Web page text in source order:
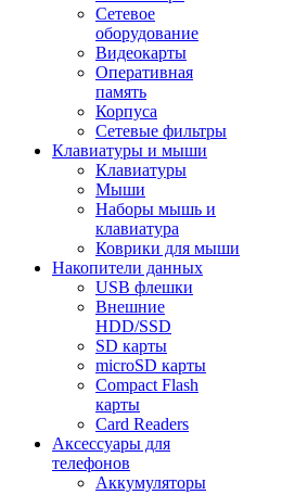
Сетевое
оборудование
Видеокарты
Оперативная
память
Корпуса
Сетевые фильтры
Клавиатуры и мыши
Клавиатуры
Мыши
Наборы мышь и
клавиатура
Коврики для мыши
Накопители данных
USB флешки
Внешние
HDD/SSD
SD карты
microSD карты
Compact Flash
карты
Card Readers
Аксессуары для
телефонов
Аккумуляторы